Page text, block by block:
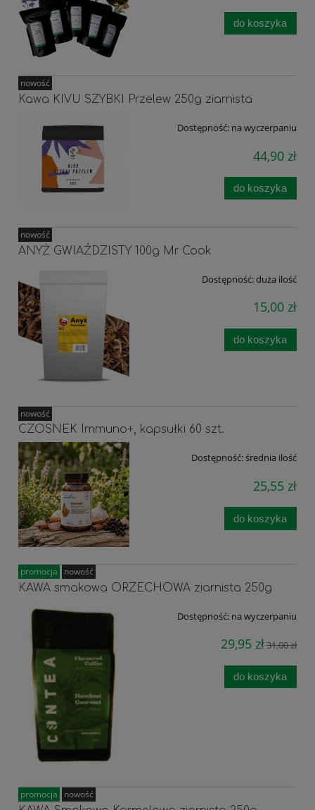
do koszyka
Kawa KIVU SZYBKI Przelew 250g ziarnista
Dostępność: na wyczerpaniu
44,90 zł
do koszyka
nowość
ANYŻ GWIAŹDZISTY 100g Mr Cook
Dostępność:duża ilość
15,00 zł
do koszyka
nowość
CZOSNEK Immuno+, kapsułki 60 szt.
Dostępność:średnia ilość
25,55 zł
do koszyka
nowość
KAWA smakowa ORZECHOWA ziarnista 250g
Dostępność: na wyczerpaniu
29,95 zł31,00 zł
do koszyka
promocja nowość
promocja nowość